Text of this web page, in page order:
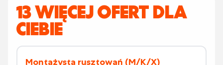
13 WIĘCEJ OFERT DLA
CIEBIE
Montażysta rusztowań (M/K/X)